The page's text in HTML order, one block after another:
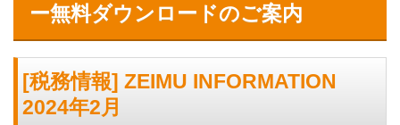
ー無料ダウンロードのご案内
[税務情報] ZEIMU INFORMATION
2024年2月